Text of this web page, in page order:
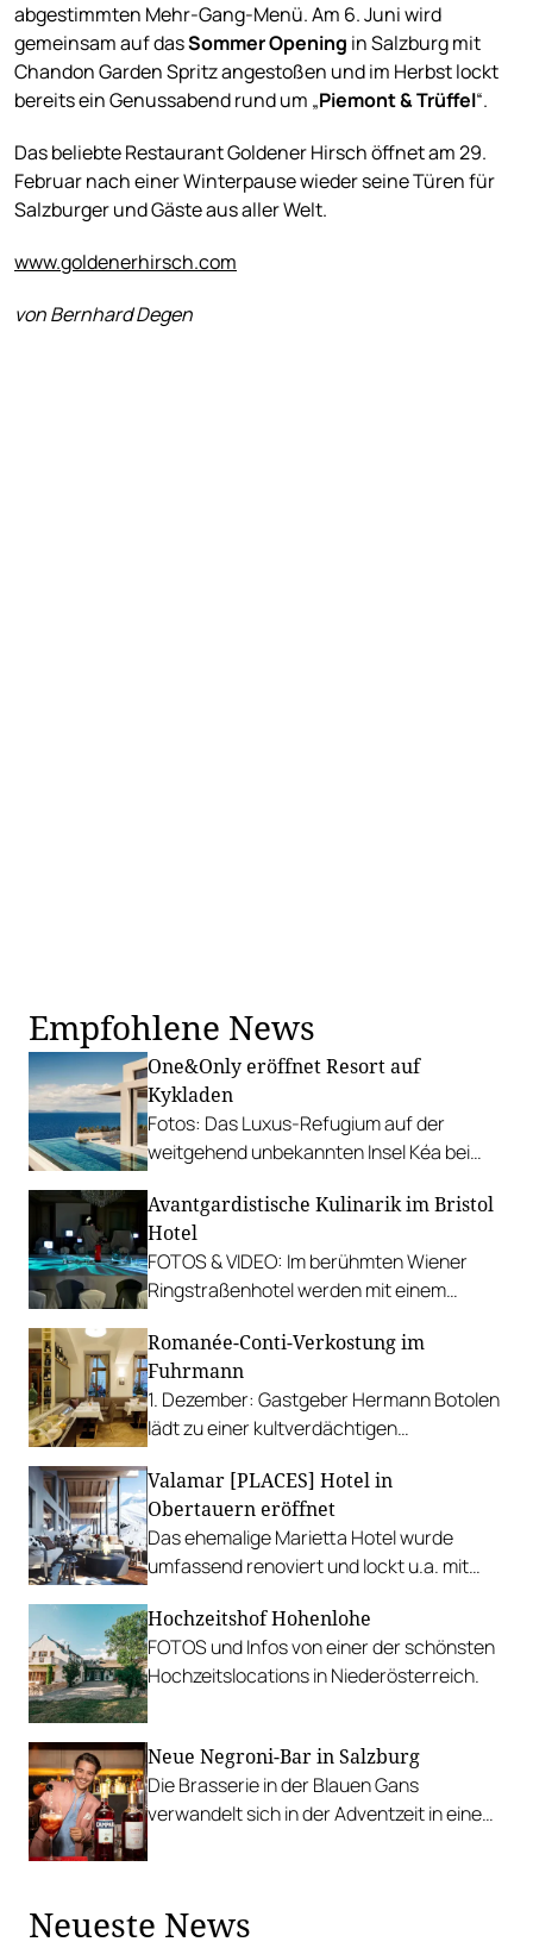
abgestimmten Mehr-Gang-Menü. Am 6. Juni wird
gemeinsam auf dasSommer Opening in Salzburg mit
Chandon Garden Spritz angestoßen und im Herbst lockt
bereits ein Genussabend rund um „Piemont & Trüffel“.
Das beliebte Restaurant Goldener Hirsch öffnet am 29.
Februar nach einer Winterpause wieder seine Türen für
Salzburger und Gäste aus aller Welt.
www.goldenerhirsch.com
von Bernhard Degen
Empfohlene News
One&Only eröffnet Resort auf
Kykladen
Fotos: Das Luxus-Refugium auf der
weitgehend unbekannten Insel Kéa bei
Schätze.
Avantgardistische Kulinarik im Bristol
Hotel
FOTOS & VIDEO: Im berühmten Wiener
Ringstraßenhotel werden mit einem
gesetzt.
Romanée-Conti-Verkostung im
Fuhrmann
1. Dezember: Gastgeber Hermann Botolen
lädt zu einer kultverdächtigen
Valamar [PLACES] Hotel in
Obertauern eröffnet
Das ehemalige Marietta Hotel wurde
umfassend renoviert und lockt u.a. mit
Hochzeitshof Hohenlohe
FOTOS und Infos von einer der schönsten
Hochzeitslocations in Niederösterreich.
Neue Negroni-Bar in Salzburg
Die Brasserie in der Blauen Gans
verwandelt sich in der Adventzeit in eine
Neueste News